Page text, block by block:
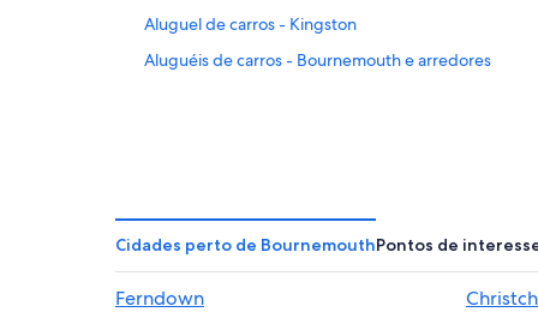
Aluguel de carros - Kingston
Aluguéis de carros - Bournemouth e arredores
Cidades perto de BournemouthPontos de
Ferndown